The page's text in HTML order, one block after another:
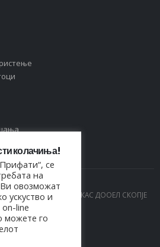
се задржани од МАРКАС ДООЕЛ СКОПЈЕ
колачиња!
се
на
овозможат
ускуство и
line
можете го